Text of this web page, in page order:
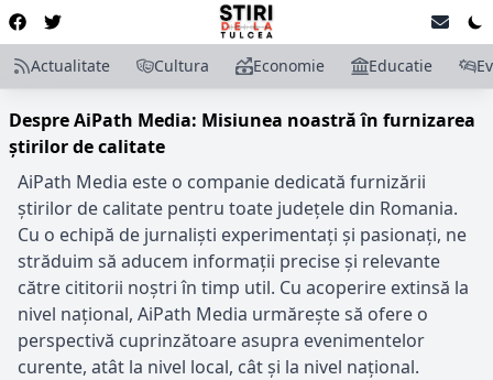
Actualitate Cultura Economie Educatie
Despre AiPath Media: Misiunea noastră în furnizarea
știrilor de calitate
AiPath Media este o companie dedicată furnizării
știrilor de calitate pentru toate județele din Romania.
Cu o echipă de jurnaliști experimentați și pasionați, ne
străduim să aducem informații precise și relevante
către cititorii noștri în timp util. Cu acoperire extinsă la
nivel național, AiPath Media urmărește să ofere o
perspectivă cuprinzătoare asupra evenimentelor
curente, atât la nivel local, cât și la nivel național.